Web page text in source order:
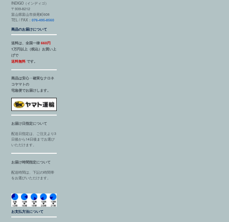
INDIGO（インディゴ）
〒939-8212
富山県富山市掛尾町608
TEL / FAX：076-495-8560
商品のお届けについて
送料は、全国一律660円
1万円以上（税込）お買い上
げで
送料無料 です。
商品は安心・確実なクロネ
コヤマトの
宅急便でお届けします。
お届け日指定について
配送日指定は、ご注文より3
日後から14日後までお選び
いただけます。
お届け時間指定について
配送時間は、下記の時間帯
をお選びいただけます。
お支払方法について